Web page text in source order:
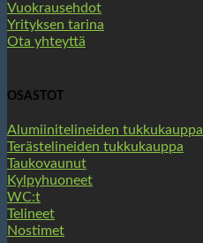
Vuokrausehdot
Yrityksen tarina
Ota yhteyttä
OSASTOT
Alumiinitelineiden tukkukauppa
Terästelineiden tukkukauppa
Taukovaunut
Kylpyhuoneet
WC:t
Telineet
Nostimet